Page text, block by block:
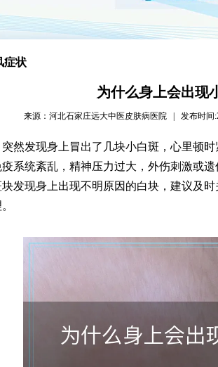
症状
为什么身上会出现
来源：河北石家庄远大中医皮肤病医院 | 发布时
然发现身上冒出了几块小白斑，心里顿
系统紊乱，精神压力过大，外伤刺激或
发现身上出现不明原因的白块，建议及